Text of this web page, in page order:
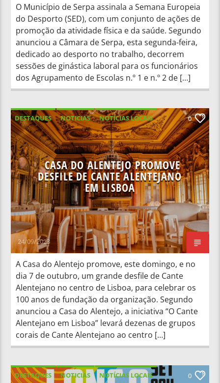
O Município de Serpa assinala a Semana Europeia
do Desporto (SED), com um conjunto de ações de
promoção da atividade física e da saúde. Segundo
anunciou a Câmara de Serpa, esta segunda-feira,
dedicado ao desporto no trabalho, decorrem
sessões de ginástica laboral para os funcionários
dos Agrupamento de Escolas n.º 1 e n.º 2 de […]
DESTAQUES NOTICIAS
NOTÍCIAS LOCAIS
NOTÍCIAS NACIONAIS
0
CASA DO ALENTEJO PROMOVE
DESFILE DE CANTE ALENTEJANO
EM LISBOA
24/09/2023
A Casa do Alentejo promove, este domingo, e no
dia 7 de outubro, um grande desfile de Cante
Alentejano no centro de Lisboa, para celebrar os
100 anos de fundação da organização. Segundo
anunciou a Casa do Alentejo, a iniciativa “O Cante
Alentejano em Lisboa” levará dezenas de grupos
corais de Cante Alentejano ao centro […]
DESTAQUES NOTICIAS
NOTÍCIAS LOCAIS
0